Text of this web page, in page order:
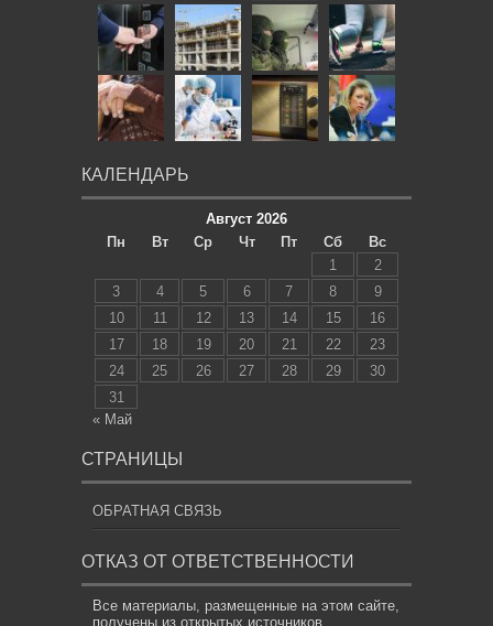
КАЛЕНДАРЬ
Август 2026
Пн
Вт Ср Чт Пт Сб
Вс
1
2
3
4 5 6 7 8
9
10
11 12 13 14 15
16
17
18 19 20 21 22
23
24
25 26 27 28 29
30
31
« Май
СТРАНИЦЫ
ОБРАТНАЯ СВЯЗЬ
ОТКАЗ ОТ ОТВЕТСТВЕННОСТИ
Все материалы, размещенные на этом сайте,
получены из открытых источников,